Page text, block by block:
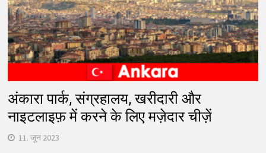
अंकारा पार्क, संग्रहालय, खरीदारी और
नाइटलाइफ़ में करने के लिए मज़ेदार चीज़ें
11. जून 2023